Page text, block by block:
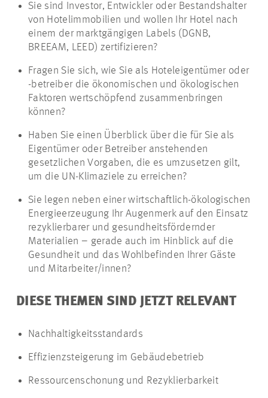
Sie sind Investor, Entwickler oder Bestandshalter
von Hotelimmobilien und wollen Ihr Hotel nach
einem der marktgängigen Labels (DGNB,
BREEAM, LEED) zertifizieren?
Fragen Sie sich, wie Sie als Hoteleigentümer oder
-betreiber die ökonomischen und ökologischen
Faktoren wertschöpfend zusammenbringen
können?
Haben Sie einen Überblick über die für Sie als
Eigentümer oder Betreiber anstehenden
gesetzlichen Vorgaben, die es umzusetzen gilt,
um die UN-Klimaziele zu erreichen?
Sie legen neben einer wirtschaftlich-ökologischen
Energieerzeugung Ihr Augenmerk auf den Einsatz
rezyklierbarer und gesundheitsfördernder
Materialien – gerade auch im Hinblick auf die
Gesundheit und das Wohlbefinden Ihrer Gäste
und Mitarbeiter/innen?
DIESE THEMEN SIND JETZT RELEVANT
Nachhaltigkeitsstandards
Effizienzsteigerung im Gebäudebetrieb
Ressourcenschonung und Rezyklierbarkeit